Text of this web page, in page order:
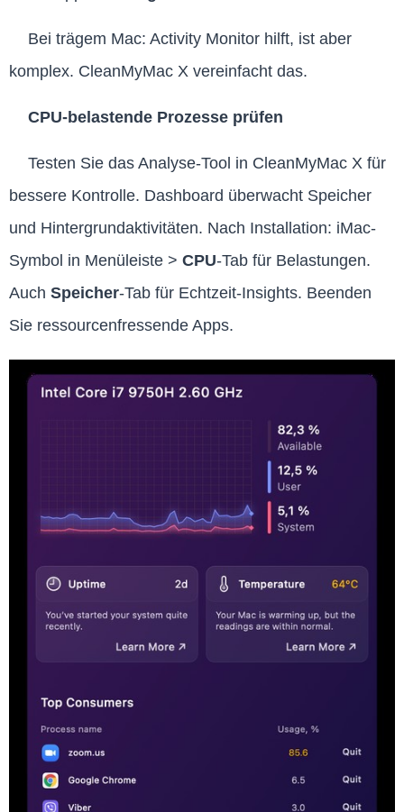
Bei trägem Mac: Activity Monitor hilft, ist aber
komplex. CleanMyMac X vereinfacht das.
CPU-belastende Prozesse prüfen
Testen Sie das Analyse-Tool in CleanMyMac X für
bessere Kontrolle. Dashboard überwacht Speicher
und Hintergrundaktivitäten. Nach Installation: iMac-
Symbol in Menüleiste > CPU-Tab für Belastungen.
Auch Speicher-Tab für Echtzeit-Insights. Beenden
Sie ressourcenfressende Apps.